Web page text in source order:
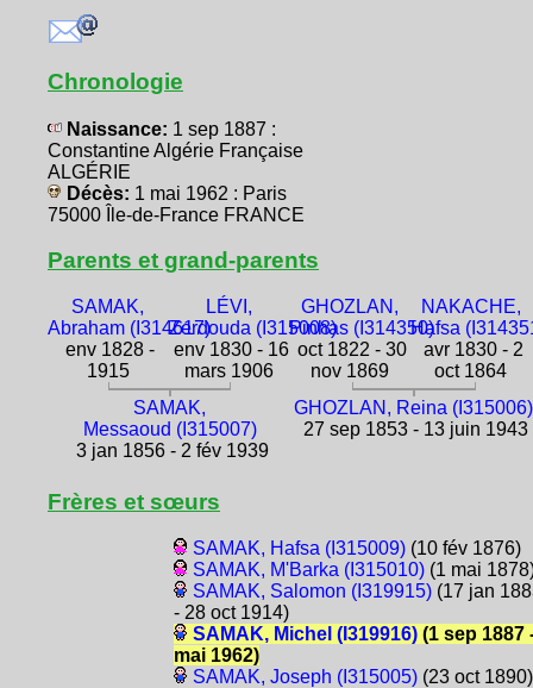
Chronologie
Naissance: 1 sep 1887 :
Constantine Algérie Française
ALGÉRIE
Décès: 1 mai 1962 : Paris
75000 Île-de-France FRANCE
Parents et grand-parents
SAMAK,
Abraham (I314617)
env 1828 -
1915
LÉVI,
Zerdouda (I315008)
env 1830 - 16
mars 1906
GHOZLAN,
Pinhas (I314350)
oct 1822 - 30
nov 1869
NAKACHE,
Hafsa
avr 1830 - 2
oct 1864
SAMAK,
Messaoud (I315007)
3 jan 1856 - 2 fév 1939
GHOZLAN, Reina (I315006)
27 sep 1853 - 13 juin 1943
Frères et sœurs
SAMAK, Hafsa (I315009)(10 fév 1876)
SAMAK, M'Barka (I315010)(1 mai
SAMAK, Salomon (I319915)(17 jan
- 28 oct 1914)
SAMAK, Michel (I319916)(1 sep 1887
mai 1962)
SAMAK, Joseph (I315005)(23 oct 1890)